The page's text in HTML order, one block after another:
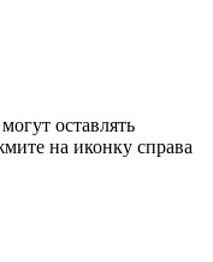
оставлять
на иконку справа